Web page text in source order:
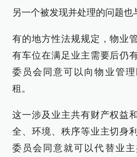
另一个被发现并处理的问题也
有的地方性法规规定，物业
有车位在满足业主需要后仍
委员会同意可以向物业管
租。
这一涉及业主共有财产权益
全、环境、秩序等业主切身
委员会同意就可以代替业